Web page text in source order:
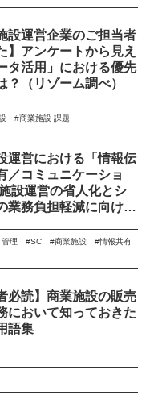
設運営企業のご担当者
】アンケートから見え
タ活用」における優先
？（リゾーム調べ）
#商業施設 課題
運営における「情報伝
／コミュニケーショ
設運営の省人化とシ
業務負担軽減に向けて
理 #SC #商業施設
#情報共有
必読】商業施設の販売
において知っておきた
語集